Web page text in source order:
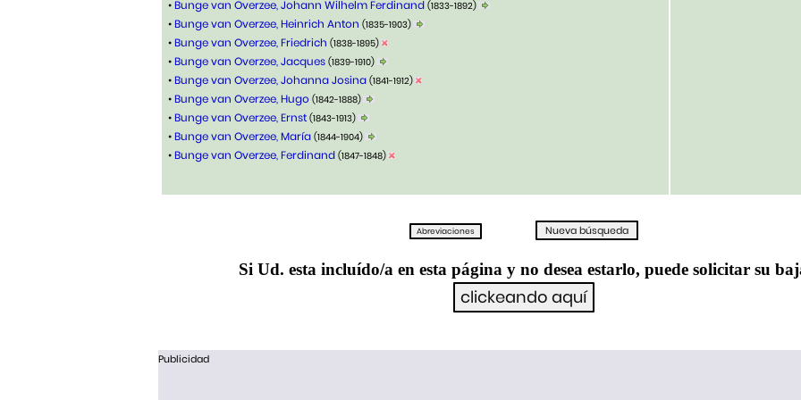
•Bunge van Overzee, Johann Wilhelm Ferdinand (1833-1892)
•Bunge van Overzee, Heinrich Anton (1835-1903)
•Bunge van Overzee, Friedrich (1838-1895)
•Bunge van Overzee, Jacques (1839-1910)
•Bunge van Overzee, Johanna Josina (1841-1912)
•Bunge van Overzee, Hugo (1842-1888)
•Bunge van Overzee, Ernst (1843-1913)
•Bunge van Overzee, María (1844-1904)
•Bunge van Overzee, Ferdinand (1847-1848)
Si Ud. esta incluído/a en esta página y no desea estarlo, puede solicitar su
Publicidad